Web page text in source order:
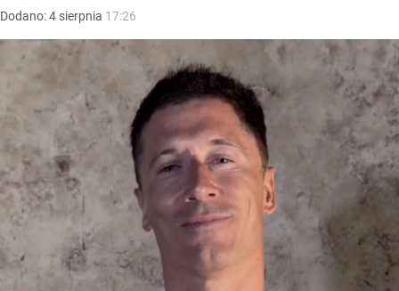
Dodano:4 sierpnia 17:26